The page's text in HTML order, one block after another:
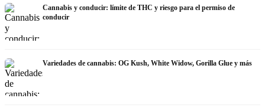
Cannabis y conducir: límite de THC y riesgo para el permiso de
conducir
Variedades de cannabis: OG Kush, White Widow, Gorilla Glue y más